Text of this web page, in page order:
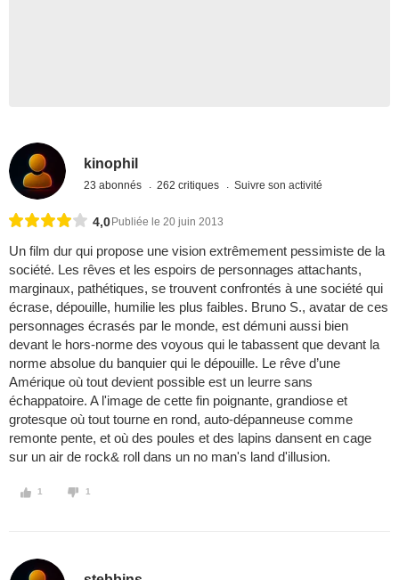
kinophil
23 abonnés 262 critiques Suivre son activité
4,0 Publiée le 20 juin 2013
Un film dur qui propose une vision extrêmement pessimiste de la
société. Les rêves et les espoirs de personnages attachants,
marginaux, pathétiques, se trouvent confrontés à une société qui
écrase, dépouille, humilie les plus faibles. Bruno S., avatar de ces
personnages écrasés par le monde, est démuni aussi bien
devant le hors-norme des voyous qui le tabassent que devant la
norme absolue du banquier qui le dépouille. Le rêve d’une
Amérique où tout devient possible est un leurre sans
échappatoire. A l'image de cette fin poignante, grandiose et
grotesque où tout tourne en rond, auto-dépanneuse comme
remonte pente, et où des poules et des lapins dansent en cage
sur un air de rock& roll dans un no man's land d'illusion.
1 1